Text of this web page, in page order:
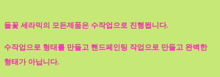
들꽃 세라믹의 모든제품은 수작업으로 진행됩니다.
수작업으로 형태를 만들고 핸드페인팅 작업으로 만들고 완벽한
형태가 아닙니다.